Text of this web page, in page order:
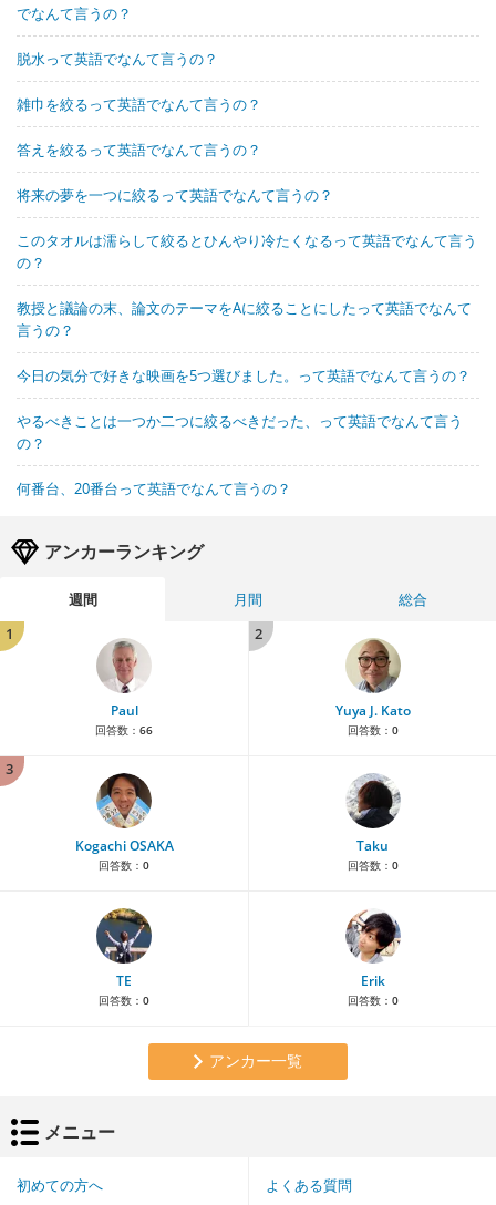
でなんて言うの？
脱水って英語でなんて言うの？
雑巾を絞るって英語でなんて言うの？
答えを絞るって英語でなんて言うの？
将来の夢を一つに絞るって英語でなんて言うの？
このタオルは濡らして絞るとひんやり冷たくなるって英語でなんて言う
の？
教授と議論の末、論文のテーマをAに絞ることにしたって英語でなんて
言うの？
今日の気分で好きな映画を5つ選びました。って英語でなんて言うの？
やるべきことは一つか二つに絞るべきだった、って英語でなんて言う
の？
何番台、20番台って英語でなんて言うの？
アンカーランキング
週間 月間
総合
1
Paul
回答数： 66
2
Yuya J. Kato
回答数： 0
3
Kogachi OSAKA
回答数： 0
Taku
回答数： 0
TE
回答数： 0
Erik
回答数： 0
アンカー一覧
メニュー
初めての方へ よくある質問